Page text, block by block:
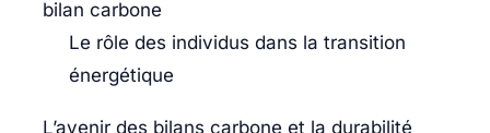
bilan carbone
Le rôle des individus dans la transition
énergétique
L’avenir des bilans carbone et la durabilité